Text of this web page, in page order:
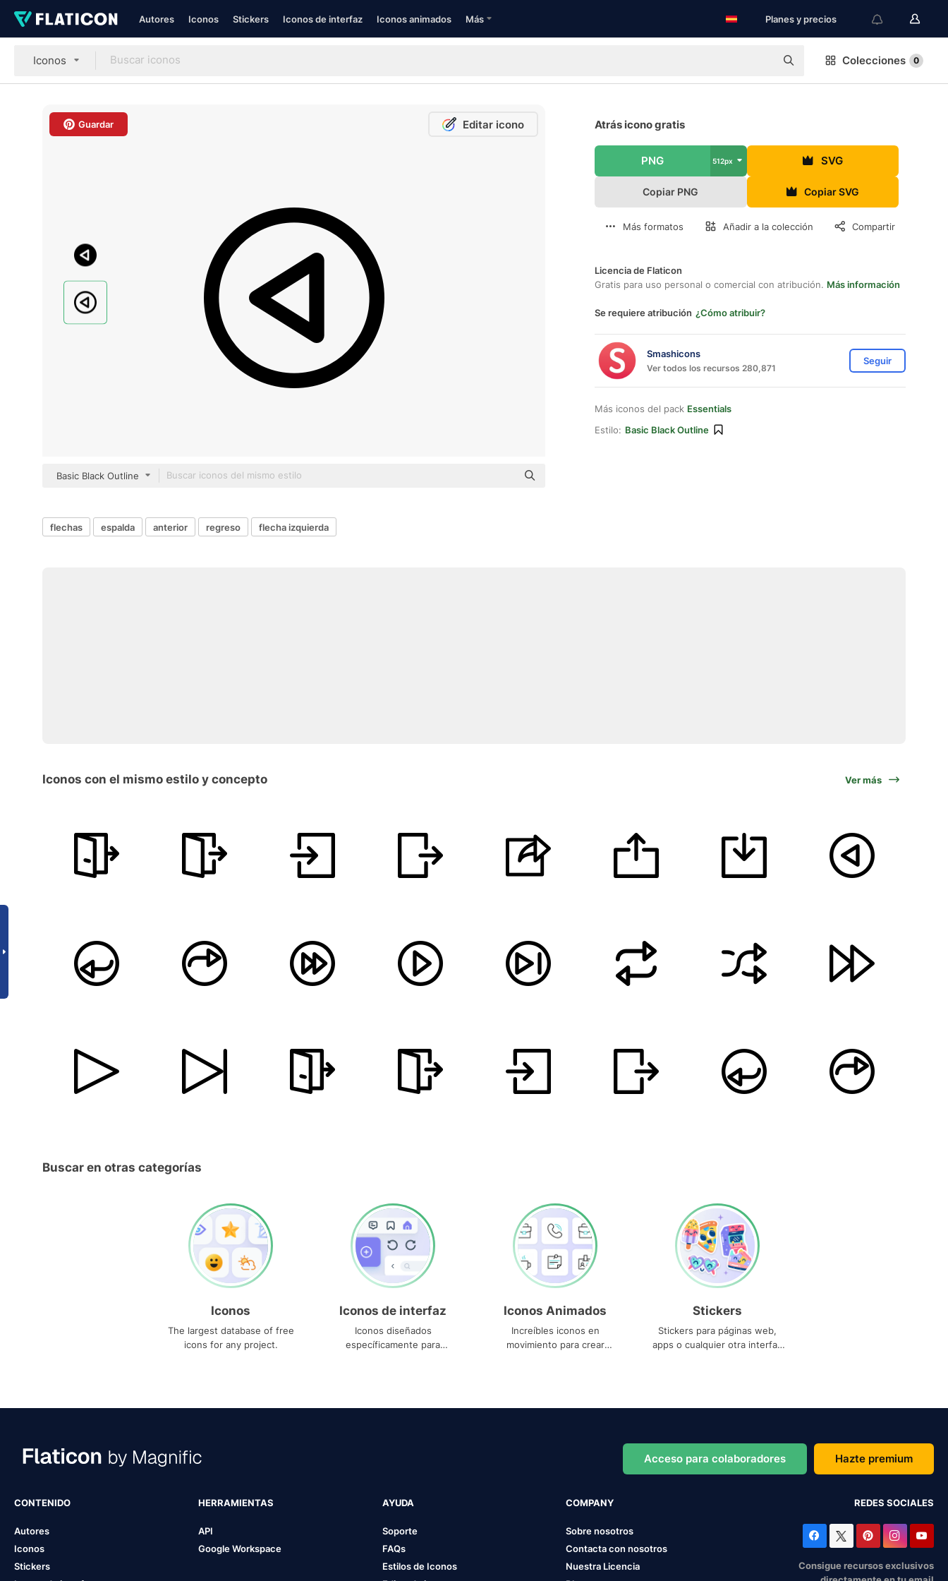
Autores Iconos Stickers Iconos de interfaz Iconos animados Más Planes y precios
Iconos Colecciones 0
Guardar Editar icono
Basic Black Outline
Atrás icono gratis
PNG 512px SVG
Copiar PNG Copiar SVG
Más formatos Añadir a la colección Compartir
Licencia de Flaticon
Gratis para uso personal o comercial con atribución. Más información
Se requiere atribución ¿Cómo atribuir?
Smashicons
Ver todos los recursos 280,871
Seguir
Más iconos del pack Essentials
Estilo: Basic Black Outline
flechas espalda anterior regreso flecha izquierda
Iconos con el mismo estilo y concepto Ver más
Buscar en otras categorías
Iconos
The largest database of free
icons for any project.
Iconos de interfaz
Iconos diseñados
específicamente para
Iconos Animados
Increíbles iconos en
movimiento para crear
Stickers
Stickers para páginas web,
apps o cualquier otra interfaz
Acceso para colaboradores Hazte premium
CONTENIDO
Autores
Iconos
Stickers
HERRAMIENTAS
API
Google Workspace
AYUDA
Soporte
FAQs
Estilos de Iconos
COMPANY
Sobre nosotros
Contacta con nosotros
Nuestra Licencia
REDES SOCIALES
Consigue recursos exclusivos